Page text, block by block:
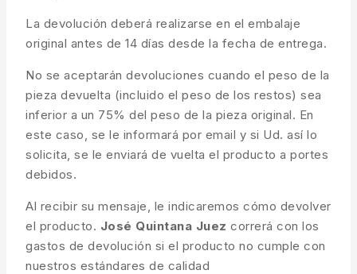
La devolución deberá realizarse en el embalaje
original antes de 14 días desde la fecha de entrega.
No se aceptarán devoluciones cuando el peso de la
pieza devuelta (incluido el peso de los restos) sea
inferior a un 75% del peso de la pieza original. En
este caso, se le informará por email y si Ud. así lo
solicita, se le enviará de vuelta el producto a portes
debidos.
Al recibir su mensaje, le indicaremos cómo devolver
el producto. José Quintana Juez correrá con los
gastos de devolución si el producto no cumple con
nuestros estándares de calidad